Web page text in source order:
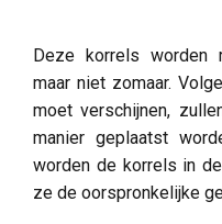
Deze korrels worden
maar niet zomaar.
moet verschijnen,
manier geplaatst
worden de korrels in
ze de oorspronkelijke